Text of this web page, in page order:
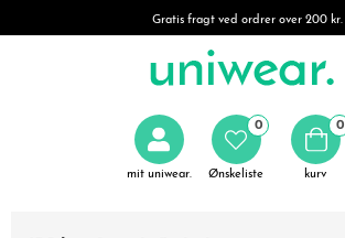
Gratis fragt ved ordrer over 200 kr.
mit uniwear. Ønskeliste
0 0
kurv